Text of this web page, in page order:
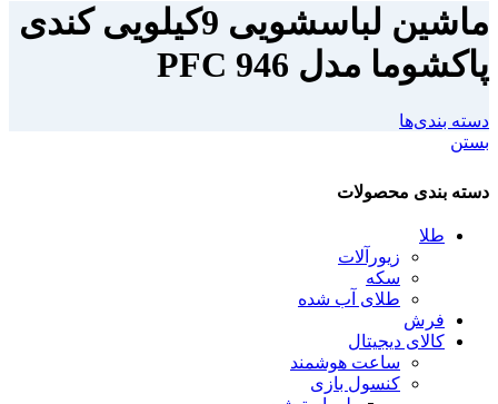
ماشین لباسشویی 9کیلویی کندی
پاکشوما مدل PFC 946
دسته بندی‌ها
بستن
دسته بندی محصولات
طلا
زیورآلات
سکه
طلای آب شده
فرش
کالای دیجیتال
ساعت هوشمند
کنسول بازی